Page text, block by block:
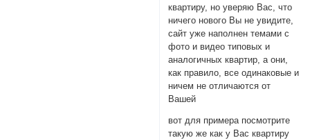
квартиру, но уверяю Вас, что
ничего нового Вы не увидите,
сайт уже наполнен темами с
фото и видео типовых и
аналогичных квартир, а они,
как правило, все одинаковые и
ничем не отличаются от
Вашей
вот для примера посмотрите
такую же как у Вас квартиру